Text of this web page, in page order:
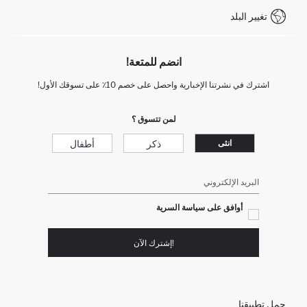
+212 525 076 633 خدمة العملاء
تغيير البلد
انضم للمتعة!
اشترك في نشرتنا الإخبارية واحصل على خصم 10٪ على تسوقك الأول!
لمن تتسوق ؟
انثى ذكر أطفال
البريد الإلكتروني
أوافق على سياسة السرية
!إشترك الآن
حمل تطبيقنا